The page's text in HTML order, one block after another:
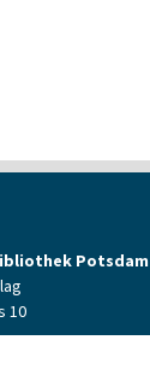
Potsdam
10